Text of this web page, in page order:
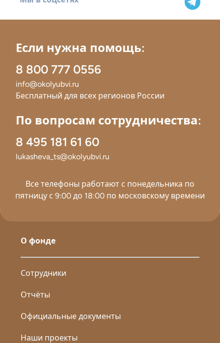
Если нужна помощь:
8 800 777 0556
info@okolyubvi.ru
Бесплатный для всех регионов России
По вопросам сотрудничества:
8 495 181 61 60
lukasheva_ts@okolyubvi.ru
Все телефоны работают с понедельника по
пятницу с 9:00 до 18:00 по московскому времени
О фонде
Сотрудники
Отчёты
Официальные документы
Наши проекты